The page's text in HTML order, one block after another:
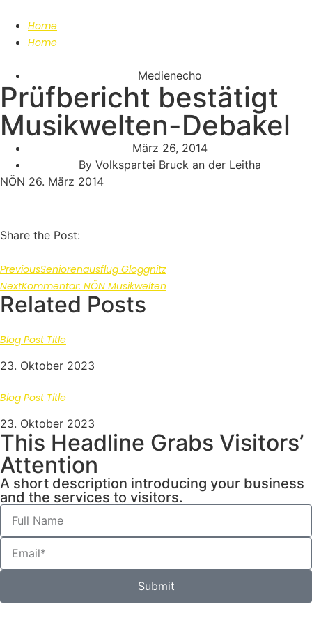
Home
Home
Medienecho
Prüfbericht bestätigt
Musikwelten-Debakel
März 26, 2014
By Volkspartei Bruck an der Leitha
NÖN 26. März 2014
Share the Post:
PreviousSeniorenausflug Gloggnitz
NextKommentar: NÖN Musikwelten
Related Posts
Blog Post Title
23. Oktober 2023
Blog Post Title
23. Oktober 2023
This Headline Grabs Visitors’
Attention
A short description introducing your business
and the services to visitors.
Submit